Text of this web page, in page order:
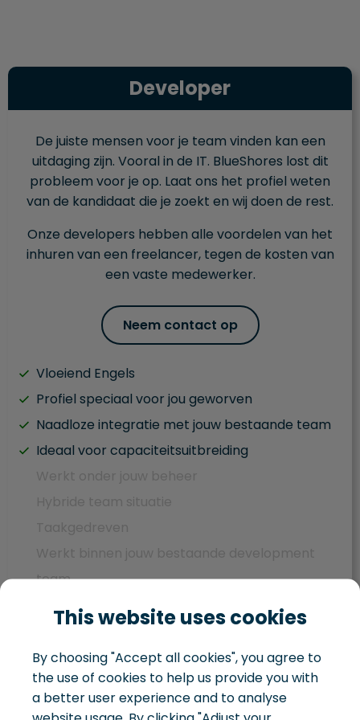
This website uses cookies
By choosing "Accept all cookies", you agree to
the use of cookies to help us provide you with
a better user experience and to analyse
Developer
De juiste mensen voor je team vinden kan een
uitdaging zijn. Vooral in de IT. BlueShores lost dit
probleem voor je op. Laat ons het profiel weten
van de kandidaat die je zoekt en wij doen de rest.
Onze developers hebben alle voordelen van het
inhuren van een freelancer, tegen de kosten van
een vaste medewerker.
Neem contact op
Vloeiend Engels
Profiel speciaal voor jou geworven
Naadloze integratie met jouw bestaande team
Ideaal voor capaciteitsuitbreiding
team
Aandacht blijft verdeeld tussen IT en bedrijf
Je beheert je eigen IT landschap
Development team